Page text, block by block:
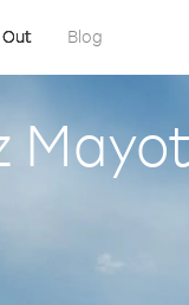
Blog